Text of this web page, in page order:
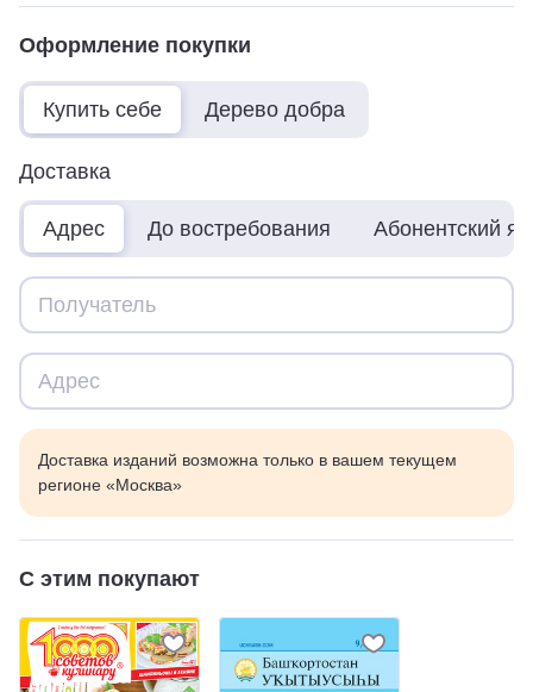
Оформление покупки
Купить себе Дерево добра
Доставка
Адрес До востребования Абонентский
Доставка изданий возможна только в вашем текущем
регионе «Москва»
С этим покупают